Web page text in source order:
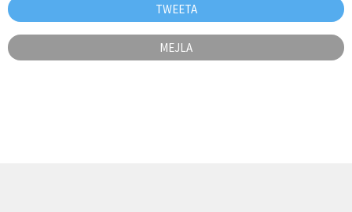
TWEETA
MEJLA